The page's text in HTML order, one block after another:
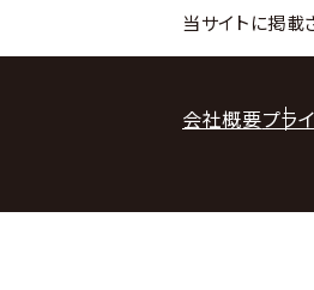
当サイトに掲載
会社概要プラ